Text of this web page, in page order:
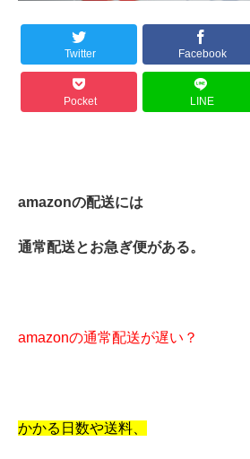
Twitter Facebook
Pocket LINE
amazonの配送には
通常配送とお急ぎ便がある。
amazonの通常配送が遅い？
かかる日数や送料、